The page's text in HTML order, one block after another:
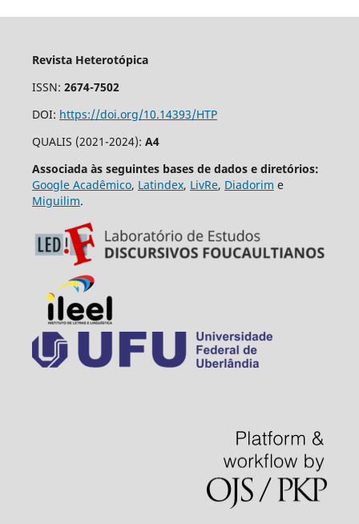
Revista Heterotópica
ISSN: 2674-7502
DOI: https://doi.org/10.14393/HTP
QUALIS (2021-2024): A4
Associada às seguintes bases de dados e diretórios:
Google Acadêmico, Latindex, LivRe, Diadorim e
Miguilim.